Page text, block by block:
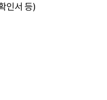
인서 등)